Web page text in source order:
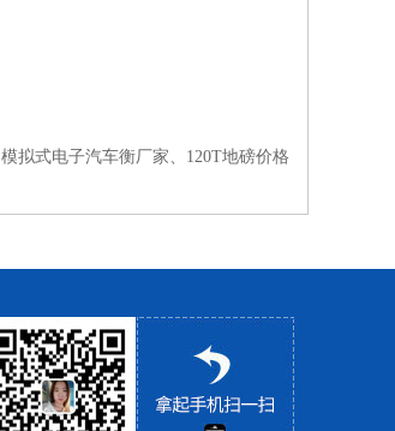
模拟式电子汽车衡厂家、120T地磅价格